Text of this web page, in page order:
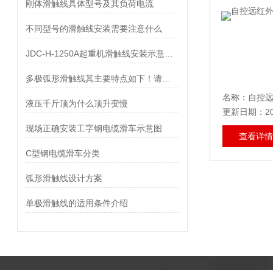
刚体滑触线具体型号及其负荷电流
不同型号的滑触线安装需要注意什么
液压千斤顶为什么顶升变慢
现场正确安装工字钢电缆滑车示意图
C型钢电缆滑车分类
弧形滑触线设计方案
单极滑触线的适用条件介绍
更新日期：
查看详情